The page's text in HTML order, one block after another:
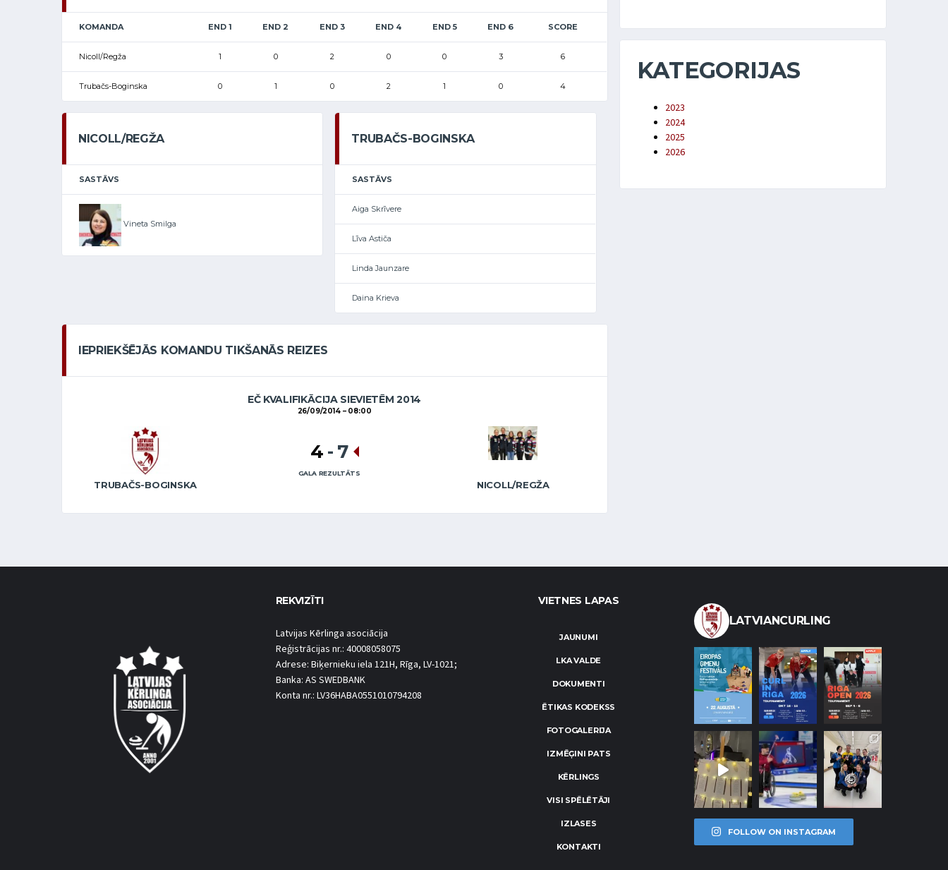
KOMANDA END 1 END 2 END 3 END 4 END 5 END 6 SCORE
Nicoll/Regža 1 0 2 0 0 3 6
Trubačs-Boginska 0 1 0 2 1 0 4
NICOLL/REGŽA
SASTĀVS
Vineta Smilga
TRUBAČS-BOGINSKA
SASTĀVS
Aiga Skrīvere
Līva Astiča
Linda Jaunzare
Daina Krieva
IEPRIEKŠĒJĀS KOMANDU TIKŠANĀS REIZES
EČ KVALIFIKĀCIJA SIEVIETĒM 2014
26/09/2014 08:00
TRUBAČS-BOGINSKA NICOLL/REGŽA
4 - 7
GALA REZULTĀTS
KATEGORIJAS
2023
2024
2025
2026
REKVIZĪTI
Latvijas Kērlinga asociācija
Reģistrācijas nr.: 40008058075
Adrese: Biķernieku iela 121H, Rīga, LV-1021;
Banka: AS SWEDBANK
Konta nr.: LV36HABA0551010794208
VIETNES LAPAS
JAUNUMI
LKA VALDE
DOKUMENTI
ĒTIKAS KODEKSS
FOTOGALERIJA
IZMĒĢINI PATS
KĒRLINGS
VISI SPĒLĒTĀJI
IZLASES
KONTAKTI
LATVIANCURLING
FOLLOW ON INSTAGRAM